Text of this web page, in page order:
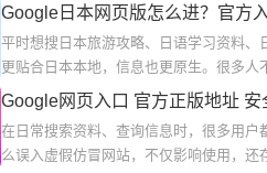
Google日本网页版怎么进？官方
平时想搜日本旅游攻略、日语学习资料、
更贴合日本本地，信息也更原生。很多
Google网页入口 官方正版地址
在日常搜索资料、查询信息时，很多用
么误入虚假仿冒网站，不仅影响使用，